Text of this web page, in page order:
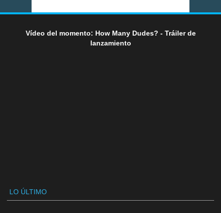
Vídeo del momento: How Many Dudes? - Tráiler de
lanzamiento
LO ÚLTIMO